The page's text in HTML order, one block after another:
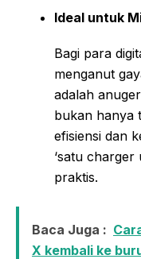
Ideal untuk
Bagi para
menganut
adalah
bukan hanya
efisiensi dan
‘satu charger
praktis.
Baca Juga :
X kembali ke